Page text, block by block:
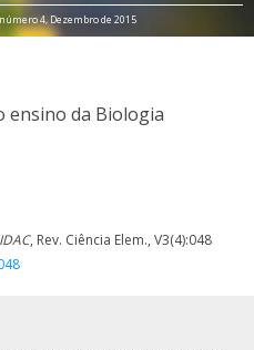
4, Dezembro de 2015
ensino da Biologia
, Rev. Ciência Elem., V3(4):048